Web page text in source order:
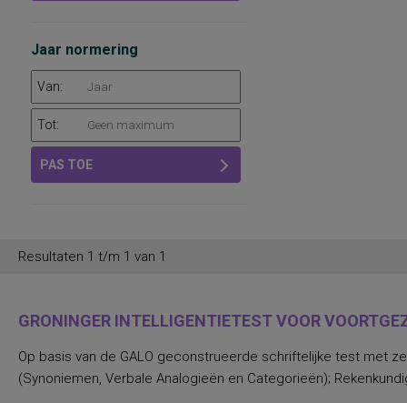
Jaar normering
Van:
Tot:
PAS TOE
Resultaten 1 t/m 1 van 1
GRONINGER INTELLIGENTIETEST VOOR
Op basis van de GALO geconstrueerde schriftelijke test met
(Synoniemen, Verbale Analogieën en Categorieën);